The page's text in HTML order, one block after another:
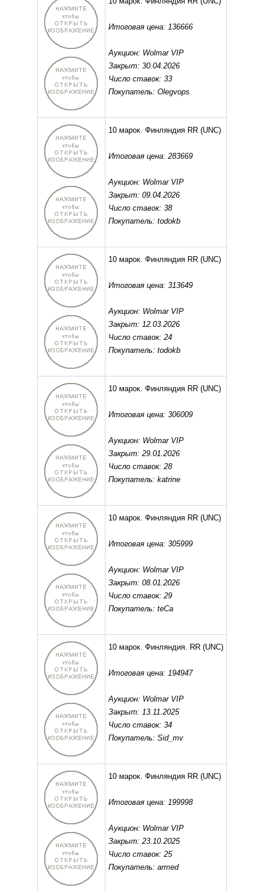
Итоговая цена: 136666
Аукцион: Wolmar VIP
Закрыт: 30.04.2026
Число ставок: 33
Покупатель: Olegvops
10 марок. Финляндия RR (UNC)
Итоговая цена: 283669
Аукцион: Wolmar VIP
Закрыт: 09.04.2026
Число ставок: 38
Покупатель: todokb
10 марок. Финляндия RR (UNC)
Итоговая цена: 313649
Аукцион: Wolmar VIP
Закрыт: 12.03.2026
Число ставок: 24
Покупатель: todokb
10 марок. Финляндия RR (UNC)
Итоговая цена: 306009
Аукцион: Wolmar VIP
Закрыт: 29.01.2026
Число ставок: 28
Покупатель: katrine
10 марок. Финляндия RR (UNC)
Итоговая цена: 305999
Аукцион: Wolmar VIP
Закрыт: 08.01.2026
Число ставок: 29
Покупатель: teCa
10 марок. Финляндия. RR (UNC)
Итоговая цена: 194947
Аукцион: Wolmar VIP
Закрыт: 13.11.2025
Число ставок: 34
Покупатель: Sid_mv
10 марок. Финляндия RR (UNC)
Итоговая цена: 199998
Аукцион: Wolmar VIP
Закрыт: 23.10.2025
Число ставок: 25
Покупатель: armed